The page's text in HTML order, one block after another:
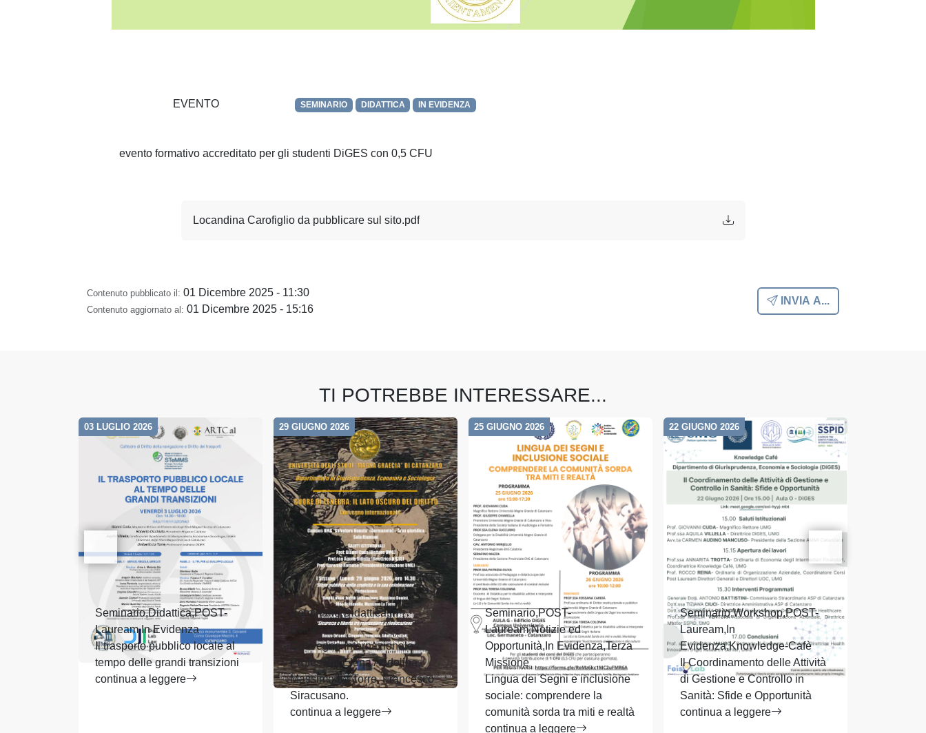
EVENTO SEMINARIO DIDATTICA IN EVIDENZA
evento formativo accreditato per gli studenti DiGES con 0,5 CFU
Locandina Carofiglio da pubblicare sul sito.pdf
Contenuto pubblicato il: 01 Dicembre 2025 - 11:30
Contenuto aggiornato al: 01 Dicembre 2025 - 15:16
INVIA A...
TI POTREBBE INTERESSARE...
03 LUGLIO 2026
Seminario,Didattica,POST-
Lauream,In Evidenza
Il trasporto pubblico locale al
tempo delle grandi transizioni
continua a leggere
29 GIUGNO 2026
Seminario,Didattica,In
Evidenza
Convegno Internazionale
Professori Elena Andolina,
Massimo La Torre, Francesco
Siracusano.
continua a leggere
25 GIUGNO 2026
Seminario,POST-
Lauream,Notizie ed
Opportunità,In Evidenza,Terza
Missione
Lingua dei Segni e inclusione
sociale: comprendere la
comunità sorda tra miti e realtà
continua a leggere
22 GIUGNO 2026
Seminario,Workshop,POST-
Lauream,In
Evidenza,Knowledge-Cafè
Il Coordinamento delle Attività
di Gestione e Controllo in
Sanità: Sfide e Opportunità
continua a leggere